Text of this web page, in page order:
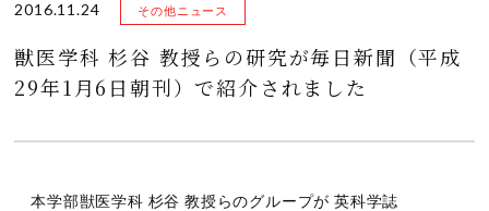
2016.11.24 その他ニュース
獣医学科 杉谷 教授らの研究が毎日新聞（平成
29年1月6日朝刊）で紹介されました
本学部獣医学科 杉谷 教授らのグループが 英科学誌